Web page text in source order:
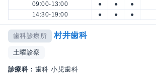
09:00-13:00
● ● ●
14:30-19:00
● ● ●
歯科診療所 村井歯科
土曜診察
診療科： 歯科 小児歯科